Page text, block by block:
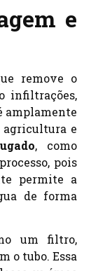
e
remove o
infiltrações,
amplamente
agricultura e
, como
pois
permite a
de forma
um filtro,
o tubo. Essa